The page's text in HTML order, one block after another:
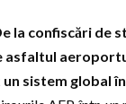
la confiscări de
asfaltul
sistem global